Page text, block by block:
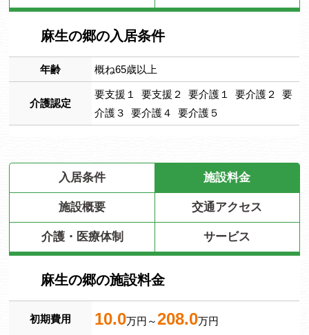
麻生の郷の入居条件
年齢 概ね65歳以上
介護認定
要支援１ 要支援２ 要介護１ 要介護２ 要
介護３ 要介護４ 要介護５
入居条件 施設料金
施設概要 交通アクセス
介護・医療体制 サービス
麻生の郷の施設料金
初期費用 10.0万円～208.0万円